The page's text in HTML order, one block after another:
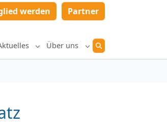
werden Partner
und Therapie"
for "Beratung"
Submenu for "Aktuelles"
Über uns Submenu for "Über